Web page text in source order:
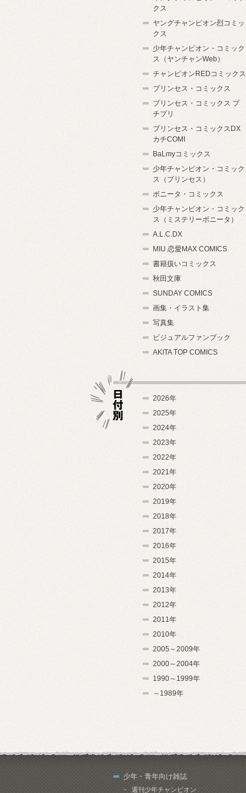
クス
ヤングチャンピオン烈コミッ
クス
少年チャンピオン・コミック
ス（ヤンチャンWeb）
チャンピオンREDコミックス
プリンセス・コミックス
プリンセス・コミックス プ
チプリ
プリンセス・コミックスDX
カチCOMI
BaLmyコミックス
少年チャンピオン・コミック
ス（プリンセス）
ボニータ・コミックス
少年チャンピオン・コミック
ス（ミステリーボニータ）
A.L.C.DX
MIU 恋愛MAX COMICS
書籍扱いコミックス
秋田文庫
SUNDAY COMICS
画集・イラスト集
写真集
ビジュアルファンブック
AKITA TOP COMICS
2026年
2025年
2024年
2023年
2022年
2021年
2020年
2019年
2018年
2017年
2016年
2015年
2014年
2013年
2012年
2011年
2010年
2005～2009年
2000～2004年
1990～1999年
～1989年
少年・青年向け雑誌
週刊少年チャンピオン